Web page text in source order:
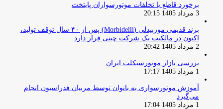
برخورد قاطع با تخلفات موتورسواران پایتخت
3 مرداد 1405 20:15
برند قدیمی موربیدلی (Morbidelli) پس از ۴۰ سال توقف تولید،
اکنون در مالکیت یک شرکت چینی قرار دارد
2 مرداد 1405 20:42
بررسی بازار موتورسیکلت ایران
1 مرداد 1405 17:17
آموزش موتورسواری به بانوان توسط مربیان فدراسیون انجام
می‌گیرد
1 مرداد 1405 17:04